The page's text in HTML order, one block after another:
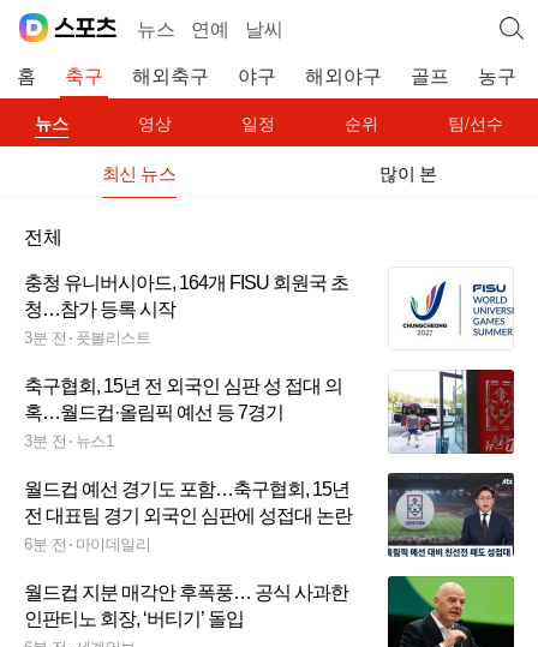
뉴스 연예 날씨
홈 축구 해외축구 야구 해외야구 골프 농구
뉴스 영상 일정 순위 팀/선수
최신 뉴스 많이 본
전체
충청 유니버시아드, 164개 FISU 회원국 초
청…참가 등록 시작
3분 전 풋볼리스트
축구협회, 15년 전 외국인 심판 성 접대 의
혹…월드컵·올림픽 예선 등 7경기
3분 전 뉴스1
월드컵 예선 경기도 포함…축구협회, 15년
전 대표팀 경기 외국인 심판에 성접대 논란
6분 전 마이데일리
월드컵 지분 매각안 후폭풍… 공식 사과한
인판티노 회장, ‘버티기’ 돌입